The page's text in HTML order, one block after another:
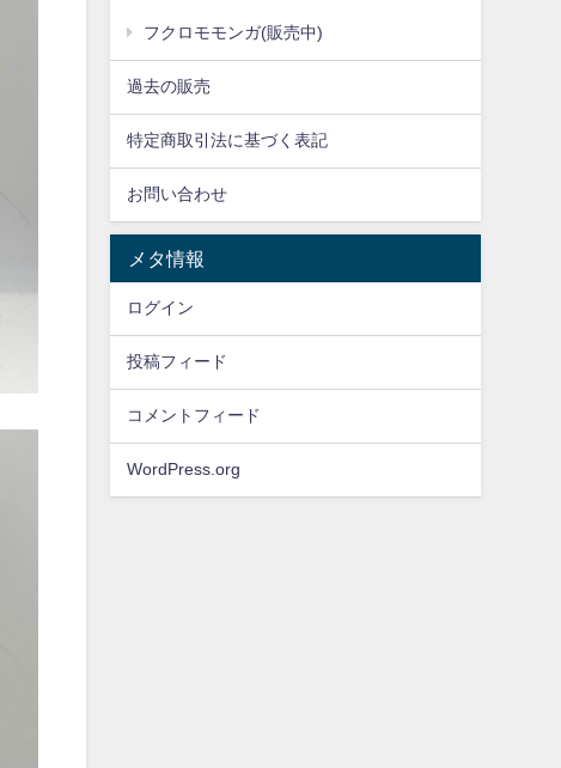
フクロモモンガ(販売中)
過去の販売
特定商取引法に基づく表記
お問い合わせ
メタ情報
ログイン
投稿フィード
コメントフィード
WordPress.org